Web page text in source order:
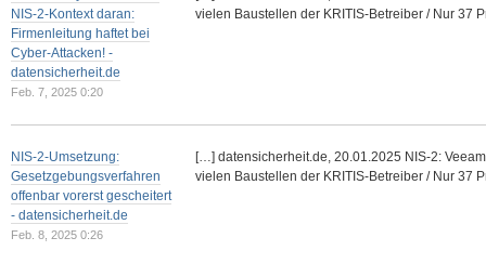
NIS-2-Kontext daran:
Firmenleitung haftet bei
Cyber-Attacken! -
datensicherheit.de
Feb. 7, 2025 0:20
vielen Baustellen der KRITIS-Betreiber / Nur 37
NIS-2-Umsetzung:
Gesetzgebungsverfahren
offenbar vorerst gescheitert
- datensicherheit.de
Feb. 8, 2025 0:26
[…] datensicherheit.de, 20.01.2025 NIS-2:
vielen Baustellen der KRITIS-Betreiber / Nur 37